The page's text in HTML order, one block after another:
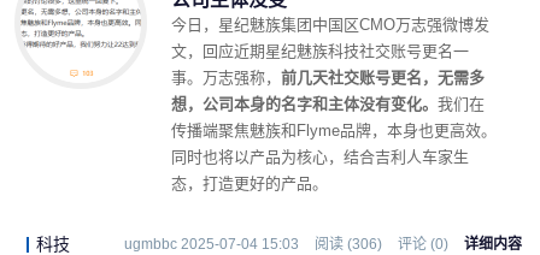
今日，星纪魅族集团中国区CMO万志强微博发
文，回应近期星纪魅族科技社交账号更名一
事。万志强称， 前几天社交账号更名，无需多
想，公司本身的名字和主体没有变化。 我们在
传播端聚焦魅族和Flyme品牌，本身也更高效。
同时也将以产品为核心，结合吉利人车家生
态，打造更好的产品。
科技 ugmbbc 2025-07-04 15:03 阅读 (306) 评论 (0) 详细内容